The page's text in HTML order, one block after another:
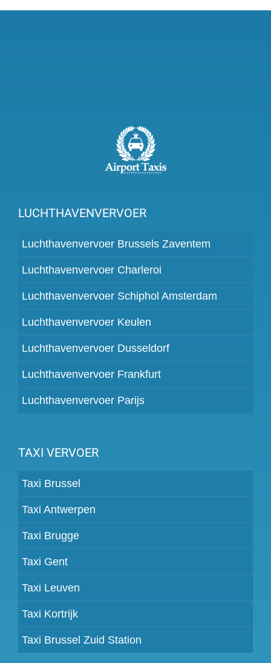
LUCHTHAVENVERVOER
Luchthavenvervoer Brussels Zaventem
Luchthavenvervoer Charleroi
Luchthavenvervoer Schiphol Amsterdam
Luchthavenvervoer Keulen
Luchthavenvervoer Dusseldorf
Luchthavenvervoer Frankfurt
Luchthavenvervoer Parijs
TAXI VERVOER
Taxi Brussel
Taxi Antwerpen
Taxi Brugge
Taxi Gent
Taxi Leuven
Taxi Kortrijk
Taxi Brussel Zuid Station